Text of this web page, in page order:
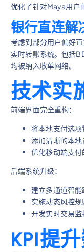
优化了针对Maya用户
银行直连解
考虑到部分用户偏好
实时转账系统。包括
均被纳入收单网络。
技术实
前端界面完全重构：
将本地支付选
添加清晰的本地
优化移动端支
后端系统升级：
建立多通道智
实施动态风控规
开发实时交易监
KPI提